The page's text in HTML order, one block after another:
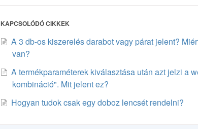
KAPCSOLÓDÓ CIKKEK
A 3 db-os kiszerelés darabot vagy párat jelent?
van?
A termékparaméterek kiválasztása után azt jelzi a
kombináció". Mit jelent ez?
Hogyan tudok csak egy doboz lencsét rendelni?